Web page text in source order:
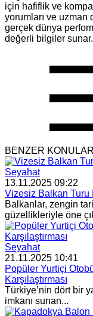
için hafiflik ve
yorumları ve
gerçek dünya
değerli bilgiler sunar.
BENZER KONULAR
Seyahat
13.11.2025 09:22
Vizesiz Balkan Turu
Balkanlar, zengin
güzellikleriyle öne
Seyahat
21.11.2025 10:41
Popüler Yurtiçi
Karşılaştırması
Türkiye’nin dört bir
imkanı sunan...